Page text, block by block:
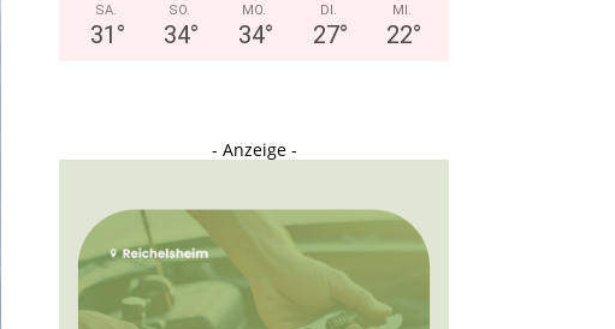
SA.
31 °
SO.
34°
MO.
34°
DI.
27°
MI.
22°
- Anzeige -